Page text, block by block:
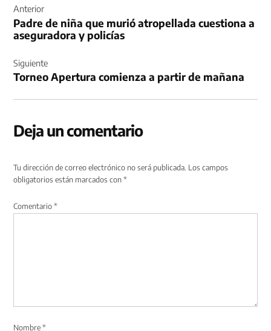
de
entradas
Anterior
Padre de niña que murió atropellada cuestiona a
aseguradora y policías
Siguiente
Torneo Apertura comienza a partir de mañana
Deja un comentario
Tu dirección de correo electrónico no será publicada. Los campos
obligatorios están marcados con*
Comentario*
Nombre*